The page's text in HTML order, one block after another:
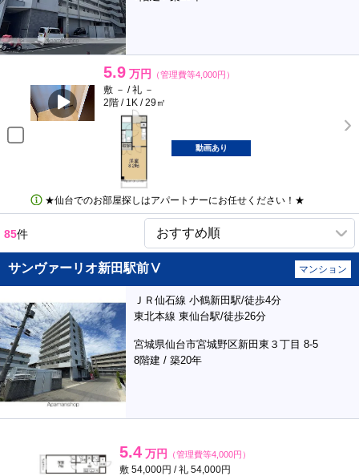
5.9 万円 （管理費等4,000円）
敷 － / 礼 －
2階 / 1K / 29㎡
動画あり
★仙台でのお部屋探しはアパートナーにお任せください！★
85件
サンヴァーリオ新田駅前Ⅴ マンション
ＪＲ仙石線 小鶴新田駅/徒歩4分
東北本線 東仙台駅/徒歩26分
宮城県仙台市宮城野区新田東３丁目 8-5
8階建 / 築20年
5.4 万円 （管理費等4,000円）
敷 54,000円 / 礼 54,000円